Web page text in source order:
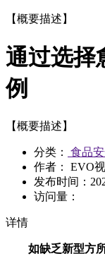
【概要描述】
通过选择
例
【概要描述】
分类：
食品
作者： EVO
发布时间：
访问量：
详情
如缺乏新型方所